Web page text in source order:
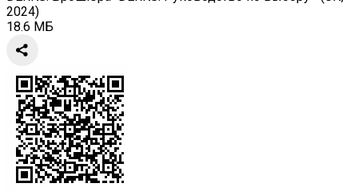
2024)
18.6 МБ